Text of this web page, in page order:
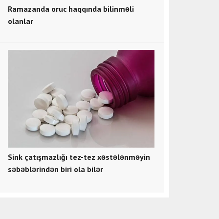
Ramazanda oruc haqqında bilinməli
olanlar
Sink çatışmazlığı tez-tez xəstələnməyin
səbəblərindən biri ola bilər